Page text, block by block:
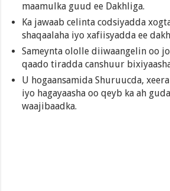
maamulka guud ee Dakhliga.
Ka jawaab celinta codsiyadda
shaqaalaha iyo xafiisyadda ee
Sameynta ololle diiwaangelin oo
qaado tiradda canshuur
U hogaansamida Shuruucda,
iyo hagayaasha oo qeyb ka ah
waajibaadka.